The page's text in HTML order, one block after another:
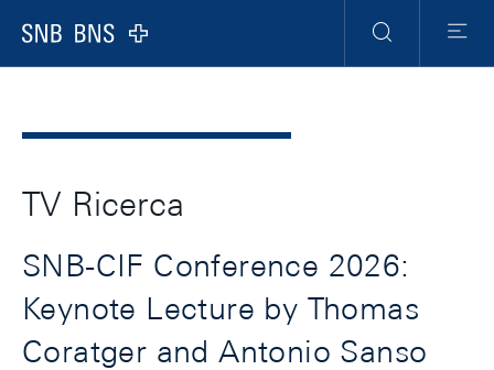
Logo
Navigation
Ricerca Menu
TV Ricerca
SNB-CIF Conference 2026:
Keynote Lecture by Thomas
Coratger and Antonio Sanso